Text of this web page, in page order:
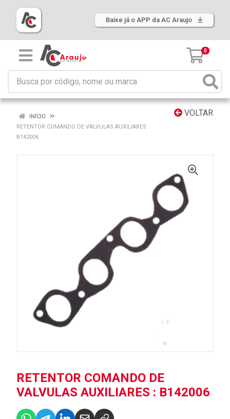
Baixe já o APP da AC Araujo
0
VOLTAR
INÍCIO
RETENTOR COMANDO DE VALVULAS AUXILIARES :
B142006
RETENTOR COMANDO DE
VALVULAS AUXILIARES : B142006